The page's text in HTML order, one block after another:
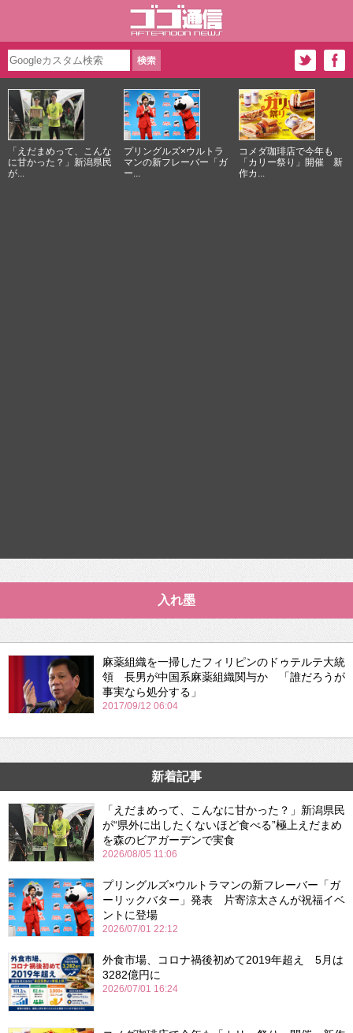
「えだまめって、こんな
に甘かった？」新潟県民
が...
プリングルズ×ウルトラ
マンの新フレーバー「ガ
ー...
コメダ珈琲店で今年も
「カリー祭り」開催 新
作カ...
入れ墨
麻薬組織を一掃したフィリピンのドゥテルテ大統
領 長男が中国系麻薬組織関与か 「誰だろうが
事実なら処分する」
2017/09/12 06:04
新着記事
「えだまめって、こんなに甘かった？」新潟県民
が“県外に出したくないほど食べる”極上えだまめ
を森のビアガーデンで実食
2026/08/05 11:06
プリングルズ×ウルトラマンの新フレーバー「ガ
ーリックバター」発表 片寄涼太さんが祝福イベ
ントに登場
2026/07/01 22:12
外食市場、コロナ禍後初めて2019年超え 5月は
3282億円に
2026/07/01 16:24